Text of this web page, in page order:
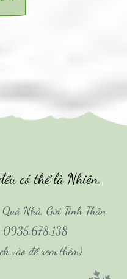
có thể là Nhiên.
Nhà, Gửi Tình Thân
0935.678.138
vào để xem thêm)